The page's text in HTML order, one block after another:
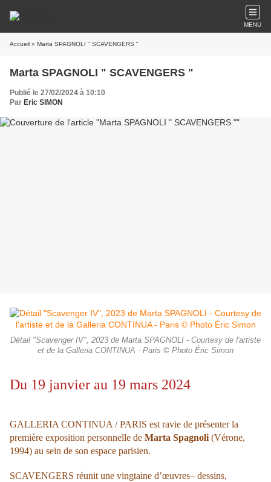
MENU
Accueil » Marta SPAGNOLI " SCAVENGERS "
Marta SPAGNOLI " SCAVENGERS "
Publié le 27/02/2024 à 10:10
Par Eric SIMON
Détail "Scavenger IV", 2023 de Marta SPAGNOLI - Courtesy de l'artiste
et de la Galleria CONTINUA - Paris © Photo Éric Simon
Du 19 janvier au 19 mars 2024
GALLERIA CONTINUA / PARIS est ravie de présenter la
première exposition personnelle de Marta Spagnoli (Vérone,
1994) au sein de son espace parisien.
SCAVENGERS réunit une vingtaine d’œuvres– dessins,